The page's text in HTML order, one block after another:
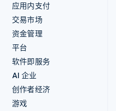
应用内支付
交易市场
资金管理
平台
软件即服务
AI 企业
创作者经济
游戏